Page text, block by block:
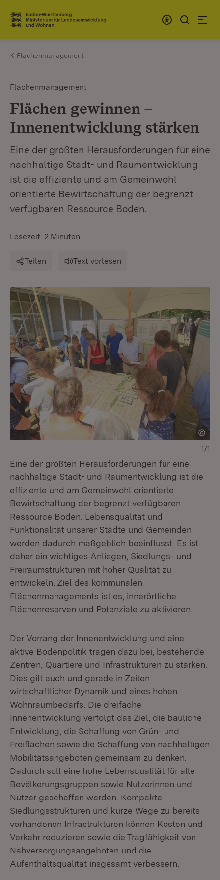
Zum Inhalt springen
Link zur Startseite
Flächenmanagement
Flächenmanagement
Flächen gewinnen –
Innenentwicklung stärken
Eine der größten Herausforderungen für eine
nachhaltige Stadt- und Raumentwicklung
ist die effiziente und am Gemeinwohl
orientierte Bewirtschaftung der begrenzt
verfügbaren Ressource Boden.
Lesezeit: 2 Minuten
Teilen Text vorlesen
1/1
Eine der größten Herausforderungen für eine
nachhaltige Stadt- und Raumentwicklung ist die
effiziente und am Gemeinwohl orientierte
Bewirtschaftung der begrenzt verfügbaren
Ressource Boden. Lebensqualität und
Funktionalität unserer Städte und Gemeinden
werden dadurch maßgeblich beeinflusst. Es ist
daher ein wichtiges Anliegen, Siedlungs- und
Freiraumstrukturen mit hoher Qualität zu
entwickeln. Ziel des kommunalen
Flächenmanagements ist es, innerörtliche
Flächenreserven und Potenziale zu aktivieren.
Der Vorrang der Innenentwicklung und eine
aktive Bodenpolitik tragen dazu bei, bestehende
Zentren, Quartiere und Infrastrukturen zu stärken.
Dies gilt auch und gerade in Zeiten
wirtschaftlicher Dynamik und eines hohen
Wohnraumbedarfs. Die dreifache
Innenentwicklung verfolgt das Ziel, die bauliche
Entwicklung, die Schaffung von Grün- und
Freiflächen sowie die Schaffung von nachhaltigen
Mobilitätsangeboten gemeinsam zu denken.
Dadurch soll eine hohe Lebensqualität für alle
Bevölkerungsgruppen sowie Nutzerinnen und
Nutzer geschaffen werden. Kompakte
Siedlungsstrukturen und kurze Wege zu bereits
vorhandenen Infrastrukturen können Kosten und
Verkehr reduzieren sowie die Tragfähigkeit von
Nahversorgungsangeboten und die
Aufenthaltsqualität insgesamt verbessern.